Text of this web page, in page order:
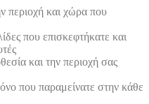
περιοχή και χώρα που
που επισκεφτήκατε και
και την περιοχή σας
που παραμείνατε στην κάθε